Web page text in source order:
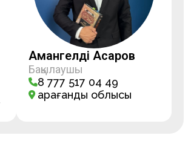
Амангелді Асқаров
Бақылаушы
8 777 517 04 49
Қарағанды облысы